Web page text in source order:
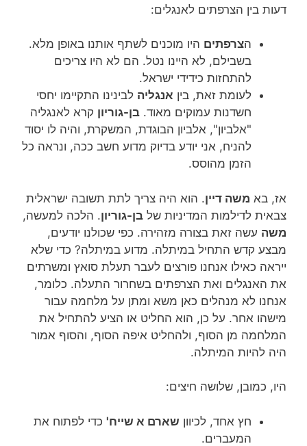
דעות בין הצרפתים לאנגלים:
הצרפתים היו מוכנים לשתף אותנו באופן מלא.
בשבילם, לא היינו נטל. הם לא היו צריכים
להתחזות כידידי ישראל.
לעומת זאת, בין אנגליה לבינינו התקיימו יחסי
חשדנות עמוקים מאוד. בן-גוריון קרא לאנגליה
"אלביון", אלביון הבוגדת, המשקרת, והיה לו יסוד
להניח, אני יודע בדיוק מדוע חשב ככה, ונראה כל
הזמן מהוסס.
אז, בא משה דיין. הוא היה צריך לתת תשובה ישראלית
צבאית לדילמות המדיניות של בן-גוריון. הלכה למעשה,
משה עשה זאת בצורה מזהירה. כפי שכולנו יודעים,
מבצע קדש התחיל במיתלה. מדוע במיתלה? כדי שלא
ייראה כאילו אנחנו פורצים לעבר תעלת סואץ ומשרתים
את האנגלים ואת הצרפתים בשחרור התעלה. כלומר,
אנחנו לא מנהלים כאן משא ומתן על מלחמה עבור
מישהו אחר. על כן, הוא החליט או הציע להתחיל את
המלחמה מן הסוף, ולהחליט איפה הסוף, והסוף אמור
היה להיות המיתלה.
היו, כמובן, שלושה חיצים:
חץ אחד, לכיוון שארם א שייח' כדי לפתוח את
המעברים.